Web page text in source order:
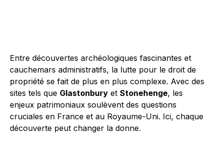
Entre découvertes archéologiques fascinantes et
cauchemars administratifs, la lutte pour le droit de
propriété se fait de plus en plus complexe. Avec des
sites tels que Glastonbury et Stonehenge, les
enjeux patrimoniaux soulèvent des questions
cruciales en France et au Royaume-Uni. Ici, chaque
découverte peut changer la donne.